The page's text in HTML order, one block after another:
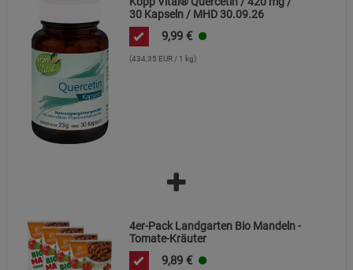
30 Kapseln / MHD 30.09.26
9,99 €
(434,35 EUR / 1 kg)
4er-Pack Landgarten Bio Mandeln -
Tomate-Kräuter
9,89 €
Statistik Cookies (2)
Beschreibung Statistik Cookies
Cookie-Informationen
Marketing Cookies (3)
Beschreibung Marketing Cookies